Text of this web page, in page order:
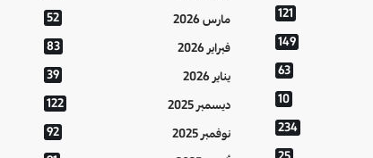
121
149
63
10
234
مارس 2026 52
فبراير 2026 83
يناير 2026 39
ديسمبر 2025 122
نوفمبر 2025 92